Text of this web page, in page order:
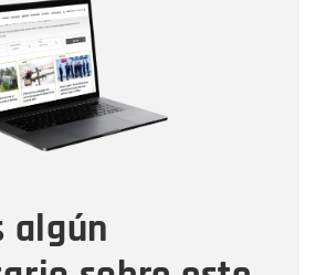
algún